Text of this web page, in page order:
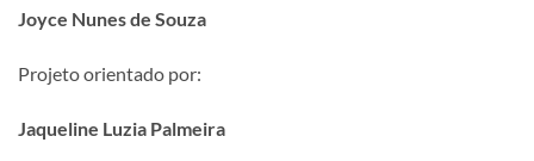
Joyce Nunes de Souza
Projeto orientado por:
Jaqueline Luzia Palmeira